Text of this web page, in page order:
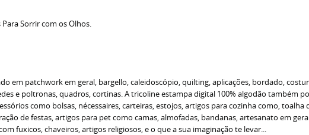
Sorrir com os Olhos.
em patchwork em geral, bargello, caleidoscópio, quilting, aplicações, bordado,
e poltronas, quadros, cortinas. A tricoline estampa digital 100% algodão também
como bolsas, nécessaires, carteiras, estojos, artigos para cozinha como,
de festas, artigos para pet como camas, almofadas, bandanas, artesanato em
fuxicos, chaveiros, artigos religiosos, e o que a sua imaginação te levar...